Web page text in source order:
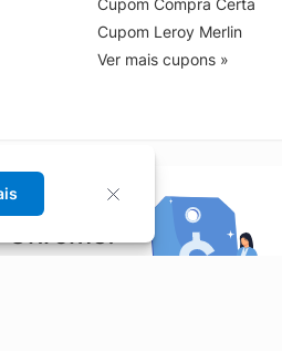
Cupom Compra Certa
Cupom Leroy Merlin
Ver mais cupons »